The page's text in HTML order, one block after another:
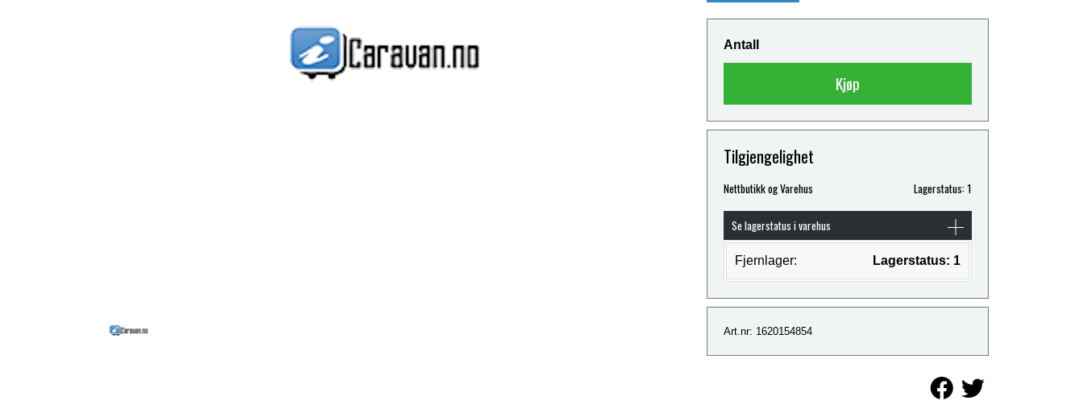
Antall
Kjøp
Tilgjengelighet
Nettbutikk og Varehus Lagerstatus: 1
Se lagerstatus i varehus
Fjernlager: Lagerstatus: 1
Art.nr: 1620154854